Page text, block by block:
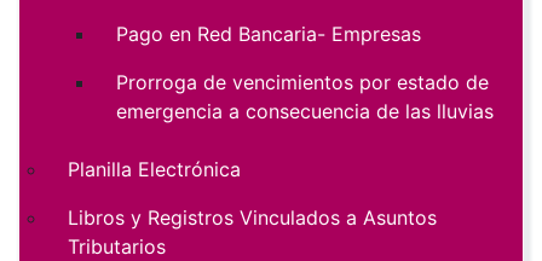
Pago en Red Bancaria- Empresas
Prorroga de vencimientos por estado de
emergencia a consecuencia de las lluvias
Planilla Electrónica
Libros y Registros Vinculados a Asuntos
Tributarios